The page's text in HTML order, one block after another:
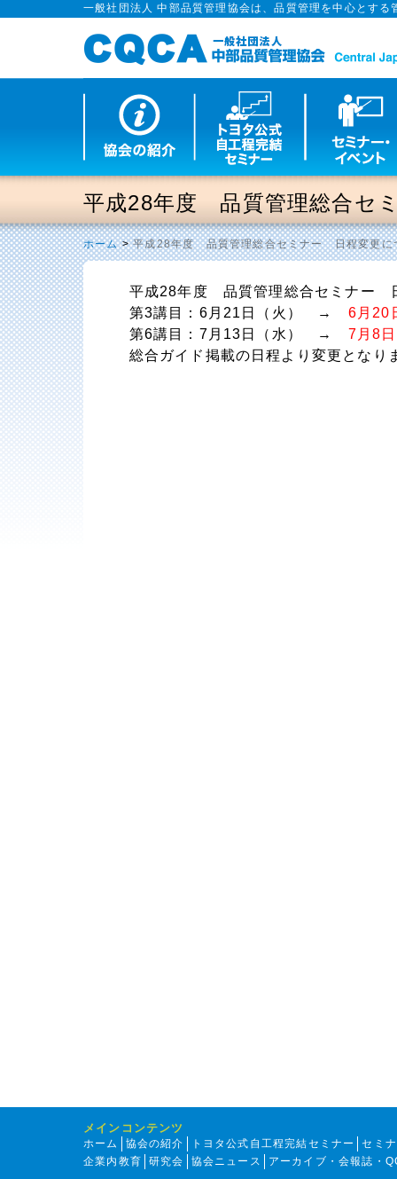
一般社団法人 中部品質管理協会は、品質管理を中心とす
平成28年度 品質管理総合セ
ホーム>平成28年度 品質管理総合セミナー 日程変更に
平成28年度 品質管理総合セミナー
第3講目：6月21日（火） → 6月20
第6講目：7月13日（水） → 7月8
総合ガイド掲載の日程より変更となり
メインコンテンツ
ホーム 協会の紹介 トヨタ公式自工程完結セミナー
セミ
企業内教育
研究会 協会ニュース アーカイブ・会報誌・